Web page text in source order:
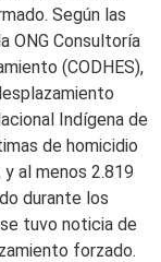
Según las
ONG Consultoría
(CODHES),
Indígena de
de homicidio
al menos 2.819
durante los
tuvo noticia de
forzado.